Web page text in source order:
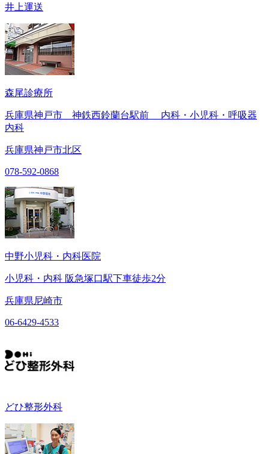
井上運送
森尾診療所
兵庫県神戸市 神鉄西鈴蘭台駅前 内科・小児科・呼吸器
内科
兵庫県神戸市北区
078-592-0868
中野小児科・内科医院
小児科・内科 阪急塚口駅下車徒歩2分
兵庫県尼崎市
06-6429-4533
どひ整形外科